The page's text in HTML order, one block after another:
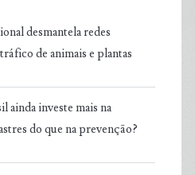
desmantela redes
de animais e plantas
ainda investe mais na
do que na prevenção?